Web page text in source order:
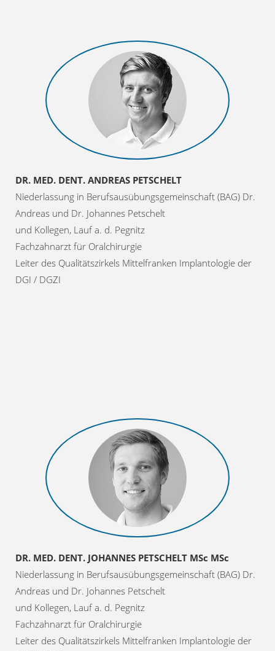
DR. MED. DENT. ANDREAS PETSCHELT
Niederlassung in Berufsausübungsgemeinschaft (BAG) Dr.
Andreas und Dr. Johannes Petschelt
und Kollegen, Lauf a. d. Pegnitz
Fachzahnarzt für Oralchirurgie
Leiter des Qualitätszirkels Mittelfranken Implantologie der
DGI / DGZI
DR. MED. DENT. JOHANNES PETSCHELT MSc MSc
Niederlassung in Berufsausübungsgemeinschaft (BAG) Dr.
Andreas und Dr. Johannes Petschelt
und Kollegen, Lauf a. d. Pegnitz
Fachzahnarzt für Oralchirurgie
Leiter des Qualitätszirkels Mittelfranken Implantologie der